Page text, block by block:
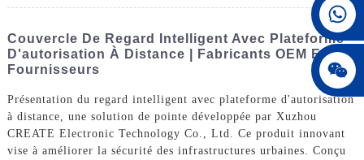
008615396811719
Couvercle De Regard Intelligent Avec Plateforme
D'autorisation À Distance | Fabricants OEM Et
Fournisseurs
Présentation du regard intelligent avec plateforme d'autorisation
à distance, une solution de pointe développée par Xuzhou
CREATE Electronic Technology Co., Ltd. Ce produit innovant
vise à améliorer la sécurité des infrastructures urbaines. Conçu